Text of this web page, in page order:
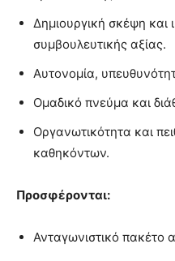
Δημιουργική σκέψη και
συμβουλευτικής αξίας.
Αυτονομία,
Ομαδικό πνεύμα και
Οργανωτικότητα και
καθηκόντων.
Προσφέρονται:
Ανταγωνιστικό πακέτο